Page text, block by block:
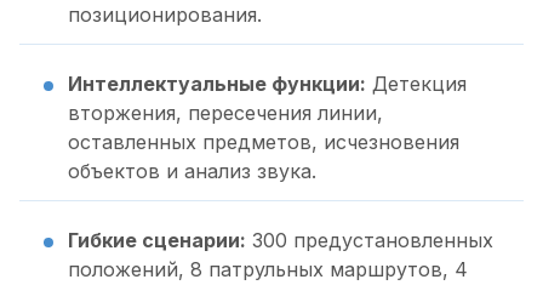
позиционирования.
Интеллектуальные функции: Детекция
вторжения, пересечения линии,
оставленных предметов, исчезновения
объектов и анализ звука.
Гибкие сценарии: 300 предустановленных
положений, 8 патрульных маршрутов, 4